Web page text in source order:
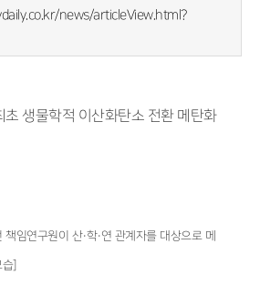
news/articleView.html?
초 생물학적 이산화탄소 전환 메탄화
책임연구원이 산·학·연 관계자를 대상으로 메
]